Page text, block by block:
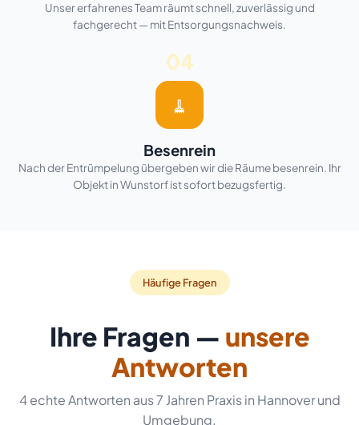
Unser erfahrenes Team räumt schnell, zuverlässig und
fachgerecht — mit Entsorgungsnachweis.
04
🧹
Besenrein
Nach der Entrümpelung übergeben wir die Räume besenrein. Ihr
Objekt in Wunstorf ist sofort bezugsfertig.
Häufige Fragen
Ihre Fragen — unsere
Antworten
4 echte Antworten aus 7 Jahren Praxis in Hannover und
Umgebung.